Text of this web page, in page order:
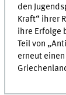
den
Kraft“ ihrer
ihre Erfolge
Teil von
erneut